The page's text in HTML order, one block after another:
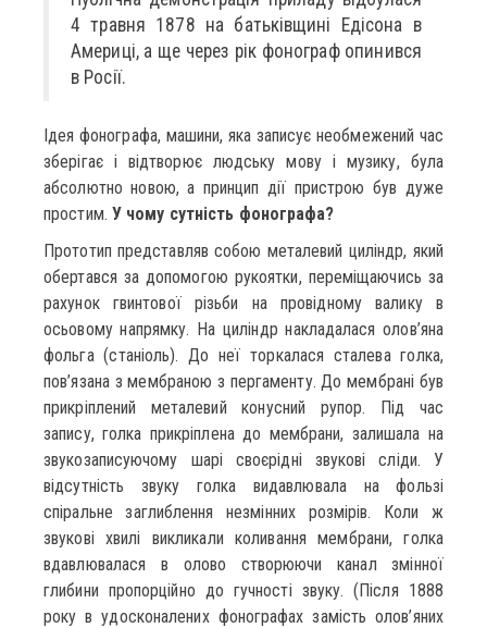
4 травня 1878 на батьківщині Едісона в
Америці, а ще через рік фонограф опинився
в Росії.
Ідея фонографа, машини, яка записує необмежений час
зберігає і відтворює людську мову і музику, була
абсолютно новою, а принцип дії пристрою був дуже
простим. У чому сутність фонографа?
Прототип представляв собою металевий циліндр, який
обертався за допомогою рукоятки, переміщаючись за
рахунок гвинтової різьби на провідному валику в
осьовому напрямку. На циліндр накладалася олов’яна
фольга (станіоль). До неї торкалася сталева голка,
пов’язана з мембраною з пергаменту. До мембрані був
прикріплений металевий конусний рупор. Під час
запису, голка прикріплена до мембрани, залишала на
звукозаписуючому шарі своєрідні звукові сліди. У
відсутність звуку голка видавлювала на фользі
спіральне заглиблення незмінних розмірів. Коли ж
звукові хвилі викликали коливання мембрани, голка
вдавлювалася в олово створюючи канал змінної
глибини пропорційно до гучності звуку. (Після 1888
року в удосконалених фонографах замість олов’яних